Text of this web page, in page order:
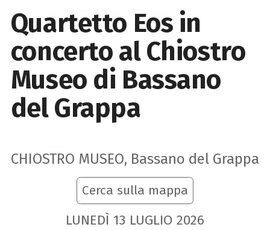
Quartetto Eos in
concerto al Chiostro
Museo di Bassano
del Grappa
CHIOSTRO MUSEO, Bassano del Grappa
Cerca sulla mappa
LUNEDÌ 13 LUGLIO 2026